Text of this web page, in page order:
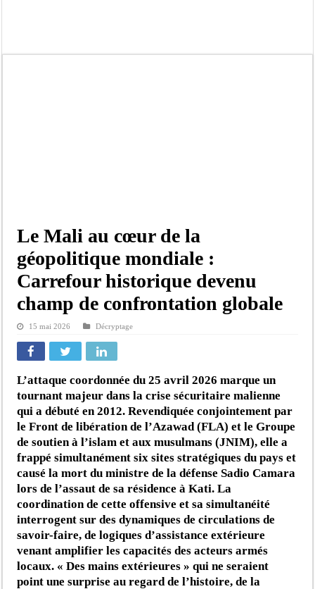
Le Mali au cœur de la
géopolitique mondiale :
Carrefour historique devenu
champ de confrontation globale
15 mai 2026 Décryptage
L’attaque coordonnée du 25 avril 2026 marque un
tournant majeur dans la crise sécuritaire malienne
qui a débuté en 2012. Revendiquée conjointement par
le Front de libération de l’Azawad (FLA) et le Groupe
de soutien à l’islam et aux musulmans (JNIM), elle a
frappé simultanément six sites stratégiques du pays et
causé la mort du ministre de la défense Sadio Camara
lors de l’assaut de sa résidence à Kati. La
coordination de cette offensive et sa simultanéité
interrogent sur des dynamiques de circulations de
savoir-faire, de logiques d’assistance extérieure
venant amplifier les capacités des acteurs armés
locaux. « Des mains extérieures » qui ne seraient
point une surprise au regard de l’histoire, de la